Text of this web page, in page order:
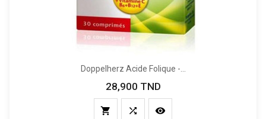
Doppelherz Acide Folique -...
Prix
28,900 TND
  